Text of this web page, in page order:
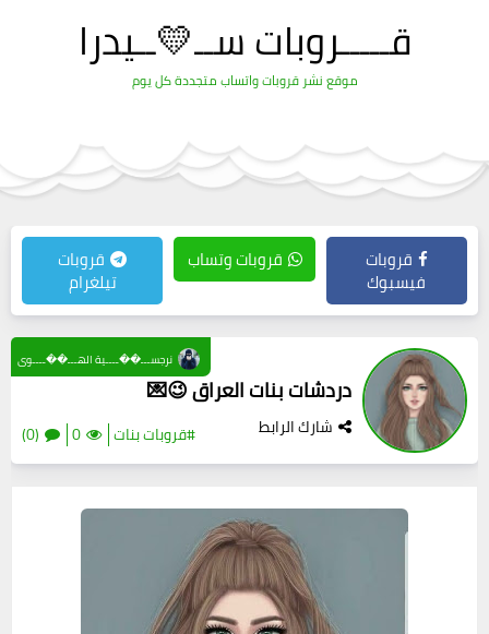
قـــــروبات ســ💛ــيدرا
موقع نشر قروبات واتساب متجددة كل يوم
قروبات
فيسبوك
قروبات وتساب قروبات
تيلغرام
دردشات بنات العراق 😉💌
شارك الرابط #قروبات بنات 0
(0)
نرجســـ��ــــية الهـــ��ــــوى